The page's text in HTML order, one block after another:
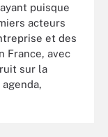
puisque
acteurs
et des
France, avec
sur la